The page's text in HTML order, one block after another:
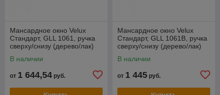
Мансардное окно Velux
Стандарт, GLL 1061, ручка
сверху/снизу (дерево/лак)
В наличии
от 1 644,54 руб.
Мансардное окно Velux
Стандарт, GLL 1061B, ручка
сверху/снизу (дерево/лак)
В наличии
от 1 445 руб.